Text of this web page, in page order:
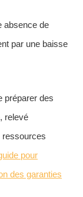
absence de
par une baisse
préparer des
relevé
ressources
pour
des garanties